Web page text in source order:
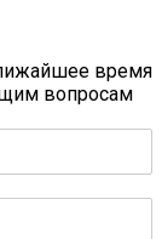
время
вопросам